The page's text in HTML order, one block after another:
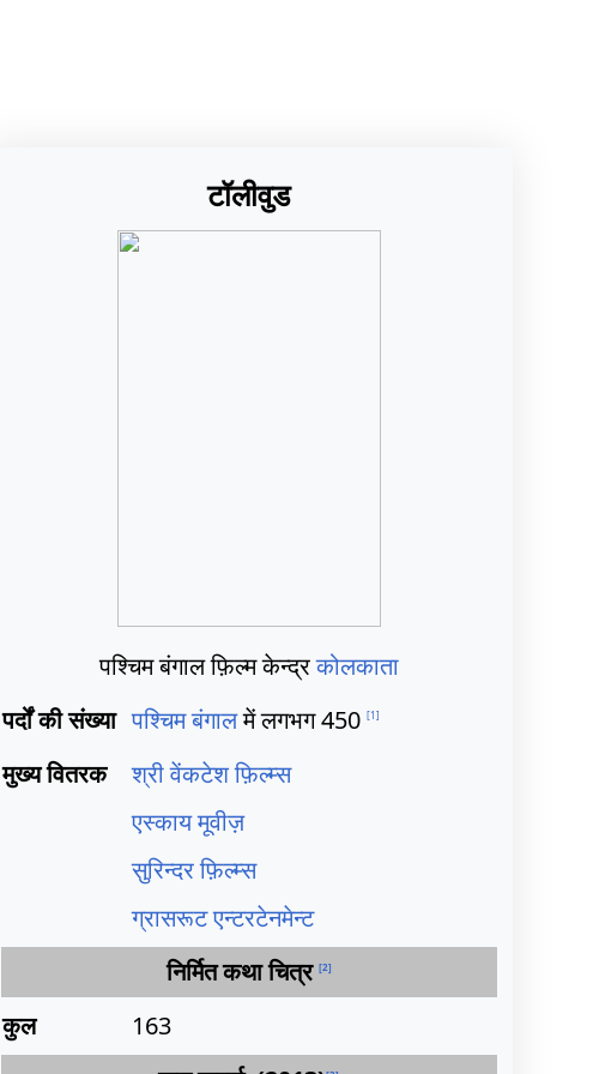
टॉलीवुड
पश्चिम बंगाल फ़िल्म केन्द्रकोलकाता
पर्दों की संख्या पश्चिम बंगालमें लगभग 450 [1]
मुख्य वितरक
श्री वेंकटेश फ़िल्म्स
एस्काय मूवीज़
सुरिन्दर फ़िल्म्स
ग्रासरूट एन्टरटेनमेन्ट
निर्मित कथा चित्र [2]
कुल
163